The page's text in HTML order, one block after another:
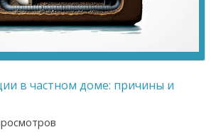
в частном доме: причины и